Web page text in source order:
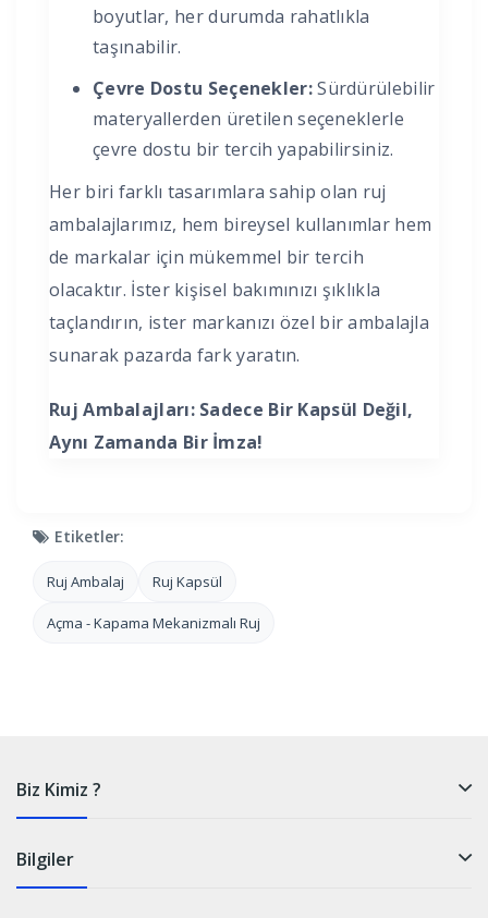
boyutlar, her durumda rahatlıkla
taşınabilir.
Çevre Dostu Seçenekler:Sürdürülebilir
materyallerden üretilen seçeneklerle
çevre dostu bir tercih yapabilirsiniz.
Her biri farklı tasarımlara sahip olan ruj
ambalajlarımız, hem bireysel kullanımlar hem
de markalar için mükemmel bir tercih
olacaktır. İster kişisel bakımınızı şıklıkla
taçlandırın, ister markanızı özel bir ambalajla
sunarak pazarda fark yaratın.
Ruj Ambalajları: Sadece Bir Kapsül Değil,
Aynı Zamanda Bir İmza!
Etiketler:
Ruj Ambalaj Ruj Kapsül
Açma - Kapama Mekanizmalı Ruj
Biz Kimiz ?
Bilgiler